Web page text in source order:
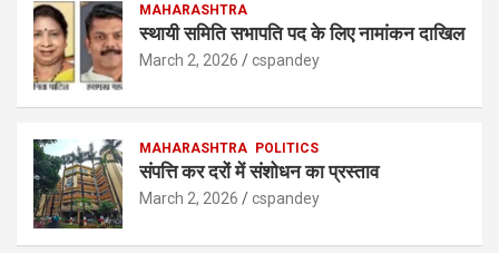
s
A
p
p
b
o
o
k
dI
n
e
MAHARASHTRA
स्थायी समिति सभापति पद के लिए नामांकन दाखिल
March 2, 2026 cspandey
MAHARASHTRA POLITICS
संपत्ति कर दरों में संशोधन का प्रस्ताव
March 2, 2026 cspandey